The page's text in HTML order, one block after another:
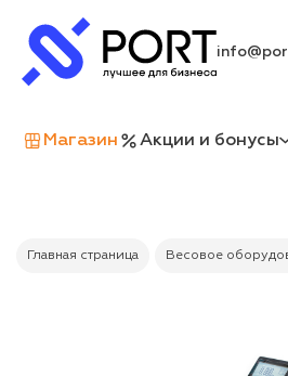
Магазин Акции и бонусы
Главная страница Весовое